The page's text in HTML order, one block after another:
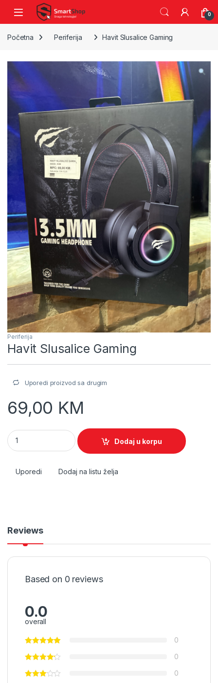
Skip to navigation
Skip to content
0
Početna Periferija Havit Slusalice Gaming
Periferija
Havit Slusalice Gaming
Uporedi proizvod sa drugim
69,00 KM
Havit Slusalice Gaming quantity
Dodaj u korpu
Uporedi Dodaj na listu želja
Reviews
Based on 0 reviews
0.0
overall
0
0
0